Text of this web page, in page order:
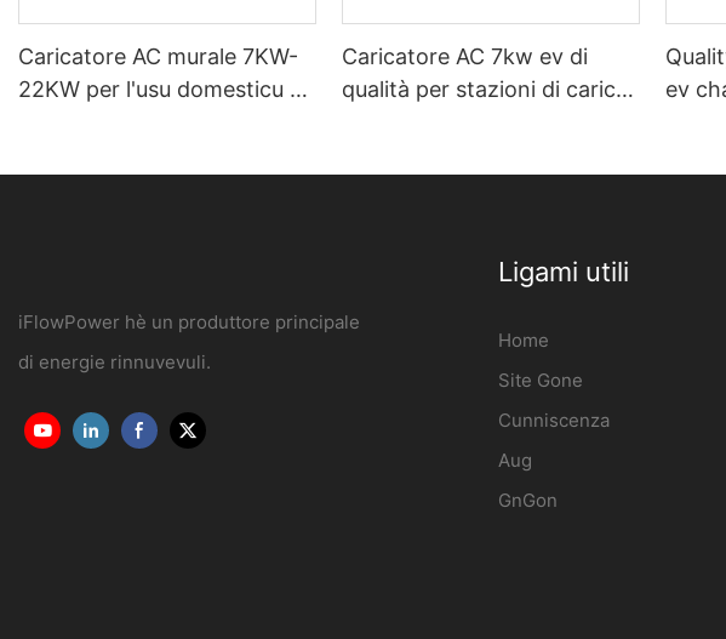
Caricatore AC murale 7KW-
22KW per l'usu domesticu è
Caricatore AC 7kw ev di
qualità per stazioni di carica
ev
iFlowPower hè un produttore principale
di energie rinnuvevuli.
Ligami utili
Home
Site Gone
Cunniscenza
Aug
GnGon